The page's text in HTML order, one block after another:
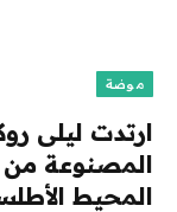
موضة
ارتدت ليلى
المصنوعة من
المحيط